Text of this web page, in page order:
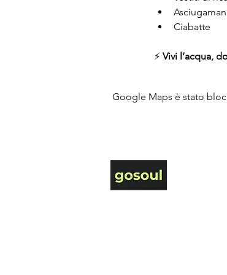
Ciabatte
⚡ Vivi l’acqua,
Google Maps è stato